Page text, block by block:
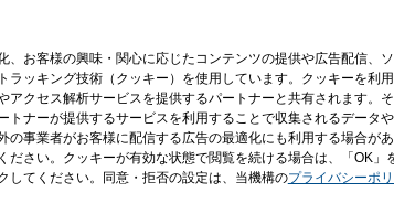
、お客様の興味・関心に応じたコンテンツの提供や広告配信、
ラッキング技術（クッキー）を使用しています。クッキーを利
アクセス解析サービスを提供するパートナーと共有されます。
トナーが提供するサービスを利用することで収集されるデータ
の事業者がお客様に配信する広告の最適化にも利用する場合が
ださい。クッキーが有効な状態で閲覧を続ける場合は、「OK
してください。同意・拒否の設定は、当機構のプライバシーポ